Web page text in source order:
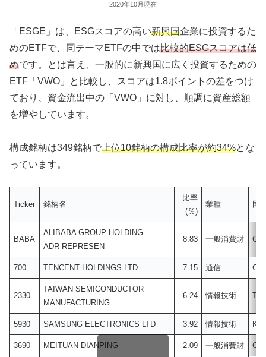
2020年10月現在
「ESGE」は、ESGスコアの高い新興国企業に投資するた
めのETFで、同テーマETFの中では比較的ESGスコアは低
めです。とは言え、一般的に新興国に広く投資するための
ETF「VWO」と比較し、スコアは1.8ポイントの差をつけ
ており、資金流出中の「VWO」に対し、順調に資産総額
を増やしています。
構成銘柄は349銘柄で上位10銘柄の構成比率が約34%とな
っています。
Ticker 銘柄名
比率
(％)
業種 国
BABA
ALIBABA GROUP HOLDING
ADR REPRESEN
8.83 一般消費財
700 TENCENT HOLDINGS LTD 7.15 通信
2330
TAIWAN SEMICONDUCTOR
MANUFACTURING
6.24 情報技術
5930 SAMSUNG ELECTRONICS LTD 3.92 情報技術
3690 MEITUAN DIANPING 2.09 一般消費財